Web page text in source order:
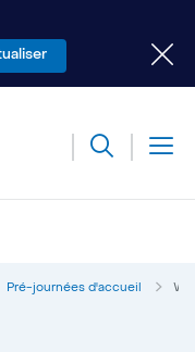
Pré-journées d'accueil